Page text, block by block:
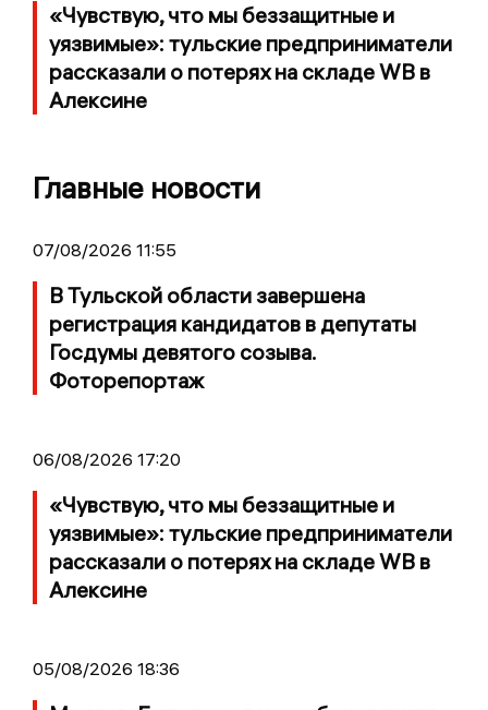
«Чувствую, что мы беззащитные и
уязвимые»: тульские предприниматели
рассказали о потерях на складе WB в
Алексине
Главные новости
07/08/2026 11:55
В Тульской области завершена
регистрация кандидатов в депутаты
Госдумы девятого созыва.
Фоторепортаж
06/08/2026 17:20
«Чувствую, что мы беззащитные и
уязвимые»: тульские предприниматели
рассказали о потерях на складе WB в
Алексине
05/08/2026 18:36